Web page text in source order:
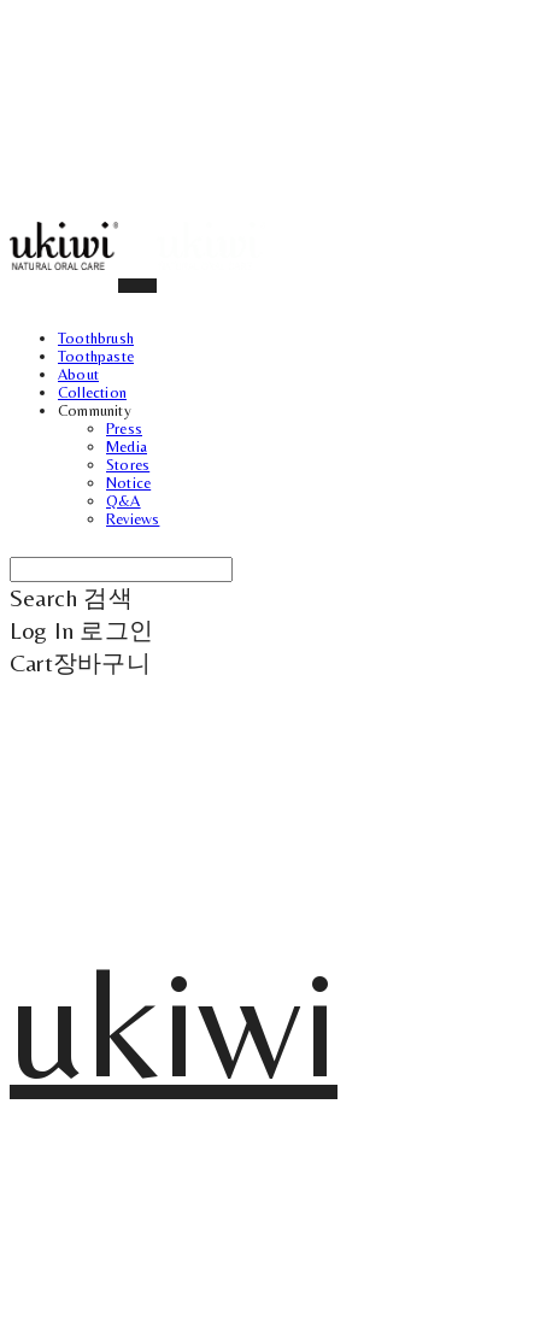
Toothbrush
Toothpaste
About
Collection
Community
Press
Media
Stores
Notice
Q&A
Reviews
Search 검색
Log In 로그인
Cart장바구니
ukiwi